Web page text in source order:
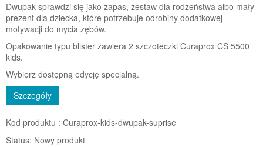
Dwupak sprawdzi się jako zapas, zestaw dla rodzeństwa albo mały
prezent dla dziecka, które potrzebuje odrobiny dodatkowej
motywacji do mycia zębów.
Opakowanie typu blister zawiera 2 szczoteczki Curaprox CS 5500
kids.
Wybierz dostępną edycję specjalną.
Szczegóły
Kod produktu : Curaprox-kids-dwupak-suprise
Status: Nowy produkt